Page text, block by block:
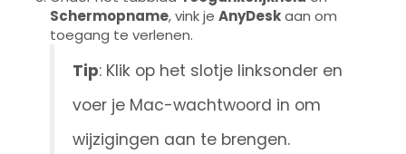
Schermopname, vink je AnyDeskaan om
toegang te verlenen.
Tip: Klik op het slotje linksonder en
voer je Mac-wachtwoord in om
wijzigingen aan te brengen.